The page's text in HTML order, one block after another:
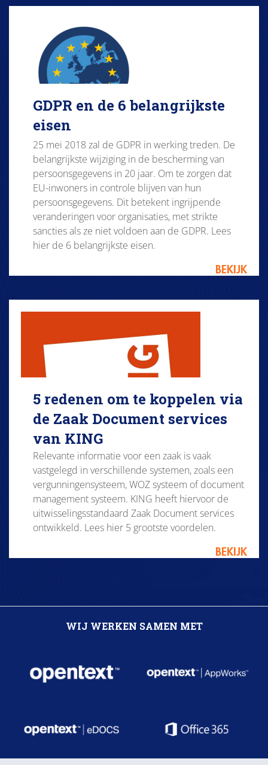
GDPR en de 6 belangrijkste
eisen
25 mei 2018 zal de GDPR in werking treden. De
belangrijkste wijziging in de bescherming van
persoonsgegevens in 20 jaar. Om te zorgen dat
EU-inwoners in controle blijven van hun
persoonsgegevens. Dit betekent ingrijpende
veranderingen voor organisaties, met strikte
sancties als ze niet voldoen aan de GDPR. Lees
hier de 6 belangrijkste eisen.
BEKIJK
5 redenen om te koppelen via
de Zaak Document services
van KING
Relevante informatie voor een zaak is vaak
vastgelegd in verschillende systemen, zoals een
vergunningensysteem, WOZ systeem of document
management systeem. KING heeft hiervoor de
uitwisselingsstandaard Zaak Document services
ontwikkeld. Lees hier 5 grootste voordelen.
BEKIJK
WIJ WERKEN SAMEN MET